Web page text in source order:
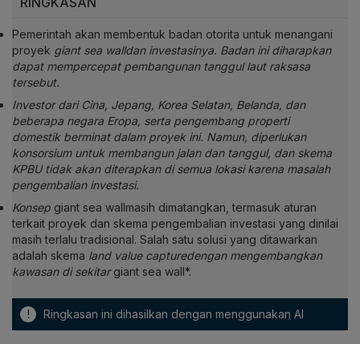
Pemerintah akan membentuk badan otorita untuk menangani
proyek giant sea walldan investasinya. Badan ini diharapkan
dapat mempercepat pembangunan tanggul laut raksasa
tersebut.
Investor dari Cina, Jepang, Korea Selatan, Belanda, dan
beberapa negara Eropa, serta pengembang properti
domestik berminat dalam proyek ini. Namun, diperlukan
konsorsium untuk membangun jalan dan tanggul, dan skema
KPBU tidak akan diterapkan di semua lokasi karena masalah
pengembalian investasi.
Konsep giant sea wallmasih dimatangkan, termasuk aturan
terkait proyek dan skema pengembalian investasi yang dinilai
masih terlalu tradisional. Salah satu solusi yang ditawarkan
adalah skema land value capturedengan mengembangkan
kawasan di sekitargiant sea wall*.
! Ringkasan ini dihasilkan dengan menggunakan AI